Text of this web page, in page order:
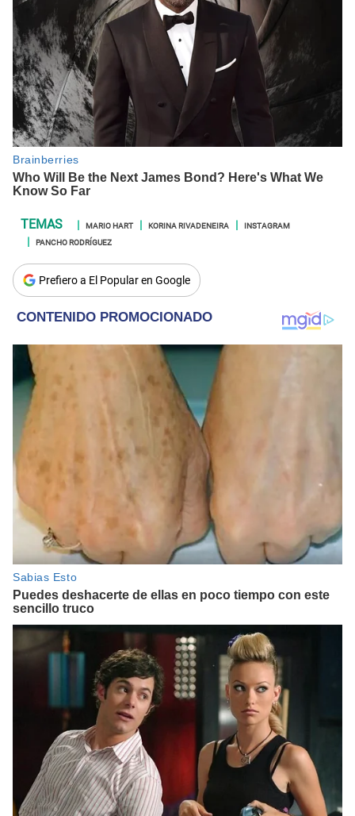
MARIO HART KORINA RIVADENEIRA
INSTAGRAM
PANCHO RODRÍGUEZ
Prefiero a El Popular en Google